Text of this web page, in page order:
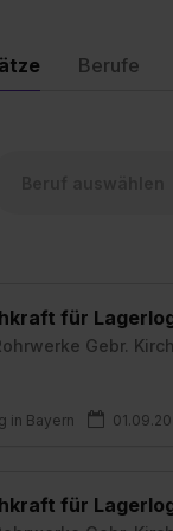
Berufe
für
Gebr.
in Bayern
für